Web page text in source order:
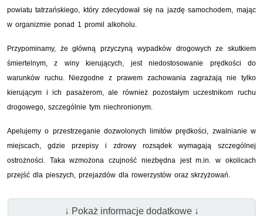
powiatu tatrzańskiego, który zdecydował się na jazdę samochodem, mając
w organizmie ponad 1 promil alkoholu.
Przypominamy, że główną przyczyną wypadków drogowych ze skutkiem
śmiertelnym, z winy kierujących, jest niedostosowanie prędkości do
warunków ruchu. Niezgodne z prawem zachowania zagrażają nie tylko
kierującym i ich pasażerom, ale również pozostałym uczestnikom ruchu
drogowego, szczególnie tym niechronionym.
Apelujemy o przestrzeganie dozwolonych limitów prędkości, zwalnianie w
miejscach, gdzie przepisy i zdrowy rozsądek wymagają szczególnej
ostrożności. Taka wzmożona czujność niezbędna jest m.in. w okolicach
przejść dla pieszych, przejazdów dla rowerzystów oraz skrzyżowań.
↓ Pokaż informacje dodatkowe ↓